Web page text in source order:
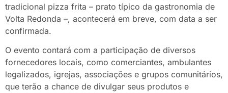
tradicional pizza frita – prato típico da gastronomia de
Volta Redonda –, acontecerá em breve, com data a ser
confirmada.
O evento contará com a participação de diversos
fornecedores locais, como comerciantes, ambulantes
legalizados, igrejas, associações e grupos comunitários,
que terão a chance de divulgar seus produtos e